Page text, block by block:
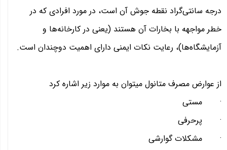
درجه سانتی‌گراد نقطه جوش آن است، در مورد افرادی که در
خطر مواجهه با بخارات آن هستند (یعنی در کارخانه‌ها و
آزمایشگاه‌ها)، رعایت نکات ایمنی دارای اهمیت دوچندان است.
از عوارض مصرف متانول میتوان به موارد زیر اشاره کرد
· مستی
· پرحرفی
· مشکلات گوارشی